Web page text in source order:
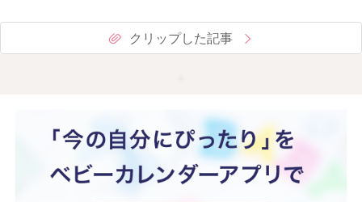
クリップした記事